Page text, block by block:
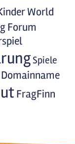
World
Forum
Spiele
Domainname
FragFinn